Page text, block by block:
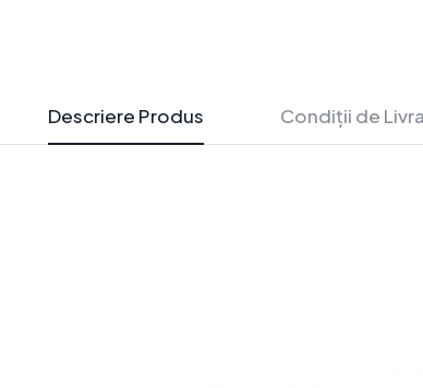
Descriere Produs Condiții de